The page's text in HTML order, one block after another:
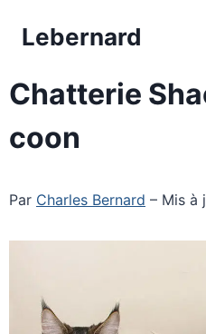
Lebernard
Chatterie
coon
Par Charles Bernard – Mis à